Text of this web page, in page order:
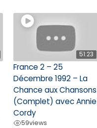
51:23
France 2 – 25
Décembre 1992 – La
Chance aux Chansons
(Complet) avec Annie
Cordy
59views